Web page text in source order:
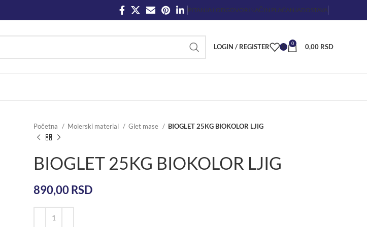
PITANJA I ODGOVORI NAČIN PLAĆANJADOSTAVA
LOGIN / REGISTER 0 0 0,00 RSD
Početna Molerski material Glet mase BIOGLET 25KG BIOKOLOR LJIG
BIOGLET 25KG BIOKOLOR LJIG
890,00RSD